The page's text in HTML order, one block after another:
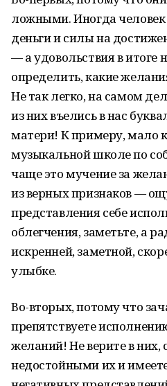
ложными. Иногда человек
деньги и силы на
— а удовольствия в итоге
определить, какие
Не так легко, на самом
из них въелись в нас
матери! К примеру, мало
музыкальной школе по
чаще это мучение за
из верных признаков —
представления себе
облегчения, заметьте, а
искренней, заметной,
улыбке.
Во-вторых, потому что
препятствуете
желаний! Не верите в них,
недостойными их и